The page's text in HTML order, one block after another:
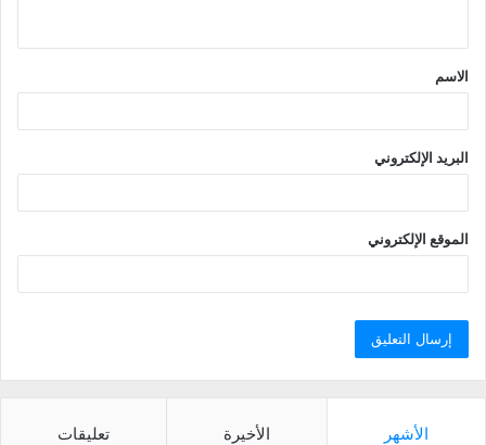
ق
*
الاسم
البريد الإلكتروني
الموقع الإلكتروني
الأشهر الأخيرة تعليقات